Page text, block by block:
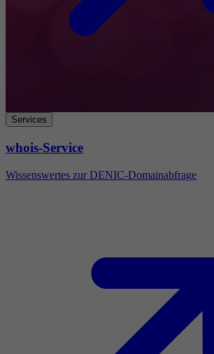
Services
whois-Service
Wissenswertes zur DENIC-Domainabfrage